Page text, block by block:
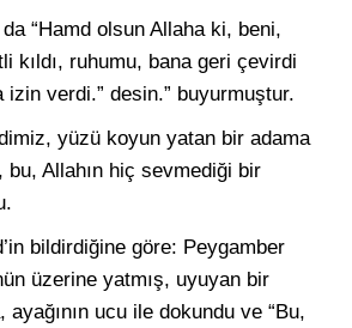
da “Hamd olsun Allaha ki, beni,
kıldı, ruhumu, bana geri çevirdi
verdi.” desin.” buyurmuştur.
yüzü koyun yatan bir adama
bu, Allahın hiç sevmediği bir
bildirdiğine göre: Peygamber
üzerine yatmış, uyuyan bir
ucu ile dokundu ve “Bu,